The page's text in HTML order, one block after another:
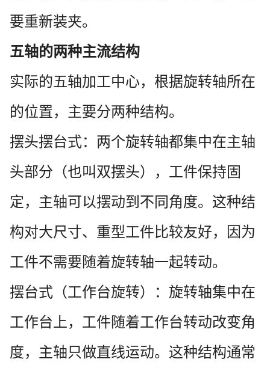
要重新装夹。
五轴的两种主流结构
实际的五轴加工中心，根据旋转轴所在
的位置，主要分两种结构。
摆头摆台式：两个旋转轴都集中在主轴
头部分（也叫双摆头），工件保持固
定，主轴可以摆动到不同角度。这种结
构对大尺寸、重型工件比较友好，因为
工件不需要随着旋转轴一起转动。
摆台式（工作台旋转）：旋转轴集中在
工作台上，工件随着工作台转动改变角
度，主轴只做直线运动。这种结构通常